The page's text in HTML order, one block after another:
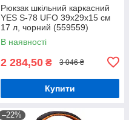
Рюкзак шкільний каркасний
YES S-78 UFO 39х29х15 см
17 л, чорний (559559)
В наявності
2 284,50 ₴ 3 046 ₴
Купити
–22%